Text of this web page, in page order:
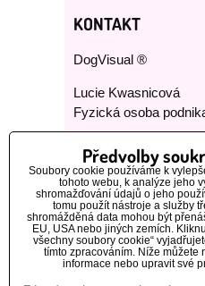
KONTAKT
DogVisual ®
Lucie Kwasnicová
Fyzická osoba
E-mail:
dog-
Telefon:+420 776
Sledujte nás na
Předvolby
Soubory cookie používáme k
tohoto webu, k analýze jeho
shromažďování údajů o jeho
tomu použít nástroje a služby
shromážděná data mohou být
EU, USA nebo jiných zemích.
všechny soubory cookie“
tímto zpracováním. Níže můžete
informace nebo upravit své